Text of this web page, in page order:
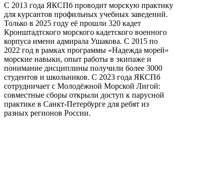
С 2013 года ЯКСПб проводит морскую практику
для курсантов профильных учебных заведений.
Только в 2025 году её прошли 320 кадет
Кронштадтского морского кадетского военного
корпуса имени адмирала Ушакова. С 2015 по
2022 год в рамках программы «Надежда морей»
морские навыки, опыт работы в экипаже и
понимание дисциплины получили более 3000
студентов и школьников. С 2023 года ЯКСПб
сотрудничает с Молодёжной Морской Лигой:
совместные сборы открыли доступ к парусной
практике в Санкт-Петербурге для ребят из
разных регионов России.